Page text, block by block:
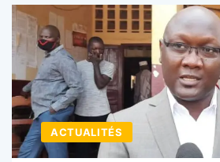
ACTUALITÉS